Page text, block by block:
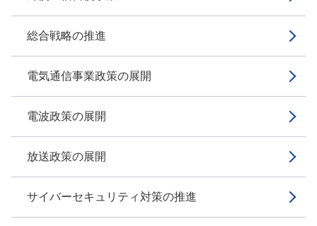
総合戦略の推進
電気通信事業政策の展開
電波政策の展開
放送政策の展開
サイバーセキュリティ対策の推進